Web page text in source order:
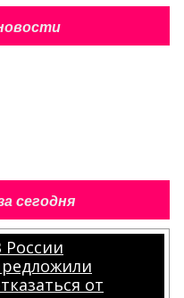
сегодня
России
от